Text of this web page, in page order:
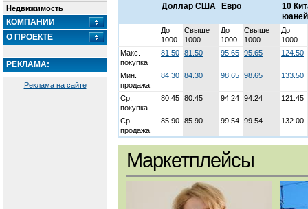
Недвижимость
КОМПАНИИ
О ПРОЕКТЕ
РЕКЛАМА:
Реклама на сайте
Доллар США Евро
10
юаней
До
1000
Свыше
1000
До
1000
Свыше
1000
До
1000
Макс.
покупка
81.50 81.50 95.65 95.65 124.50
Мин.
продажа
84.30 84.30 98.65 98.65 133.50
Ср.
покупка
80.45 80.45 94.24 94.24 121.45
Ср.
продажа
85.90 85.90 99.54 99.54 132.00
Маркетплейсы